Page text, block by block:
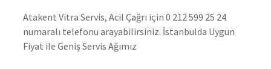
Atakent Vitra Servis, Acil Çağrı için 0 212 599 25 24
numaralı telefonu arayabilirsiniz. İstanbulda Uygun
Fiyat ile Geniş Servis Ağımız